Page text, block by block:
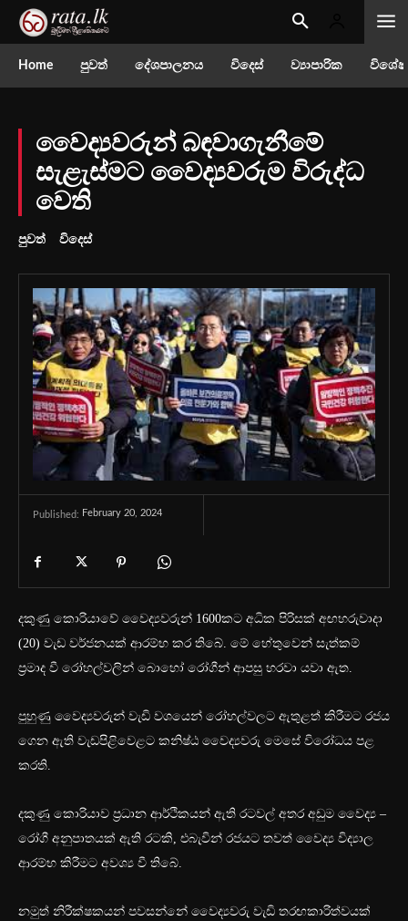
Home පුවත් දේශපාලනය විදෙස් ව්‍යාපාරික
වෛද්‍යවරුන් බඳවාගැනීමේ
සැළැස්මට වෛද්‍යවරුම විරුද්ධ
වෙති
පුවත් විදෙස්
Published: February 20, 2024
දකුණු කොරියාවේ වෛද්‍යවරුන් 1600කට අධික පිරිසක් අඟහරුවාදා
(20) වැඩ වර්ජනයක් ආරම්භ කර තිබේ. මේ හේතුවෙන් සැත්කම්
ප්‍රමාද වී රෝහල්වලින් බොහෝ රෝගීන් ආපසු හරවා යවා ඇත.
පුහුණු වෛද්‍යවරුන් වැඩි වශයෙන් රෝහල්වලට ඇතුළත් කිරීමට රජය
ගෙන ඇති වැඩපිළිවෙළට කනිෂ්ඨ වෛද්‍යවරු මෙසේ විරෝධය පළ
කරති.
දකුණු කොරියාව ප්‍රධාන ආර්ථිකයන් ඇති රටවල් අතර අඩුම වෛද්‍ය –
රෝගී අනුපාතයක් ඇති රටකි, එබැවින් රජයට තවත් වෛද්‍ය විද්‍යාල
ආරම්භ කිරීමට අවශ්‍ය වී තිබේ.
නමුත් නිරීක්ෂකයන් පවසන්නේ වෛද්‍යවරු වැඩි තරඟකාරිත්වයක්